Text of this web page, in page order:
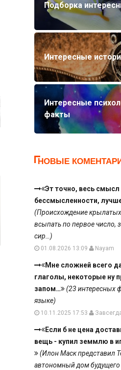
Подборка
Интересные
Интересные
факты
НОВЫЕ
Эт точно, весь смысл
бессмысленности,
(Происхождение
всыпать по первое число,
сир…)
01.08.2026 13:09 Nayam
Мне сложней всего
глаголы, некоторые ну
запом…
(23 интересных
языке)
10.11.2025 17:53
Если б не цена
вещь - купил земмлю в
(Илон Маск представил
автономный дом будущего